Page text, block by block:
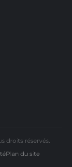
droits réservés.
Plan du site